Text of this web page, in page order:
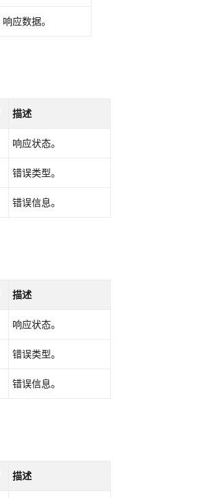
响应数据。
描述
响应状态。
错误类型。
错误信息。
描述
响应状态。
错误类型。
错误信息。
描述